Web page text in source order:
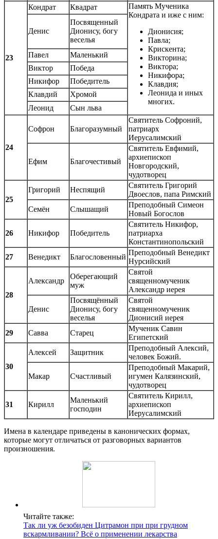
23
Кондрат Квадрат
Память Мученика
Кондрата и иже с ним:
Дионисия;
Павла;
Крискента;
Викторина;
Виктора;
Никифора;
Клавдия;
Леонида и иных
многих.
Денис
Посвященный
Дионису, богу
веселья
Павел
Маленький
Виктор
Победа
Никифор
Победитель
Клавдий
Хромой
Леонид
Сын льва
24
Софрон Благоразумный
Святитель Софроний,
патриарх
Иерусалимский
Ефим Благочестивый
Святитель Евфимий,
архиепископ
Новгородский,
чудотворец
25
Григорий Неспящий
Святитель Григорий
Двоеслов, папа Римский
Семён
Слышащий
Преподобный Симеон
Новый Богослов
26 Никифор Победитель
Святитель Никифор,
патриарха
Константинопольский
27
Венедикт Благословенный
Преподобный Венедикт
Нурсийский
28
Александр
Оберегающий
муж
Святой
священномученик
Александр иерея
Денис
Посвящённый
Дионису, богу
веселья
Святой
священномученик
Дионисий иерея
29
Савва Старец
Мученик Савин
Египетский
30
Алексей Защитник
Преподобный Алексий,
человек Божий.
Макар Счастливый
Преподобный Макарий,
игумен Калязинский,
чудотворец
31 Кирилл
Маленький
господин
Святитель Кирилл,
архиепископ
Иерусалимский
Имена в календаре приведены в канонических формах,
которые могут отличаться от разговорных вариантов
произношения.
Читайте также:
Так ли уж безобиден Цитрамон при при грудном
вскармливании? Всё о применении лекарства